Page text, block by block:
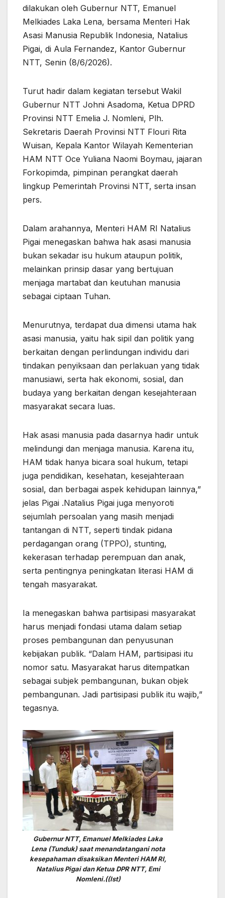
dilakukan oleh Gubernur NTT, Emanuel
Melkiades Laka Lena, bersama Menteri Hak
Asasi Manusia Republik Indonesia, Natalius
Pigai, di Aula Fernandez, Kantor Gubernur
NTT, Senin (8/6/2026).
Turut hadir dalam kegiatan tersebut Wakil
Gubernur NTT Johni Asadoma, Ketua DPRD
Provinsi NTT Emelia J. Nomleni, Plh.
Sekretaris Daerah Provinsi NTT Flouri Rita
Wuisan, Kepala Kantor Wilayah Kementerian
HAM NTT Oce Yuliana Naomi Boymau, jajaran
Forkopimda, pimpinan perangkat daerah
lingkup Pemerintah Provinsi NTT, serta insan
pers.
Dalam arahannya, Menteri HAM RI Natalius
Pigai menegaskan bahwa hak asasi manusia
bukan sekadar isu hukum ataupun politik,
melainkan prinsip dasar yang bertujuan
menjaga martabat dan keutuhan manusia
sebagai ciptaan Tuhan.
Menurutnya, terdapat dua dimensi utama hak
asasi manusia, yaitu hak sipil dan politik yang
berkaitan dengan perlindungan individu dari
tindakan penyiksaan dan perlakuan yang tidak
manusiawi, serta hak ekonomi, sosial, dan
budaya yang berkaitan dengan kesejahteraan
masyarakat secara luas.
Hak asasi manusia pada dasarnya hadir untuk
melindungi dan menjaga manusia. Karena itu,
HAM tidak hanya bicara soal hukum, tetapi
juga pendidikan, kesehatan, kesejahteraan
sosial, dan berbagai aspek kehidupan lainnya,”
jelas Pigai .Natalius Pigai juga menyoroti
sejumlah persoalan yang masih menjadi
tantangan di NTT, seperti tindak pidana
perdagangan orang (TPPO), stunting,
kekerasan terhadap perempuan dan anak,
serta pentingnya peningkatan literasi HAM di
tengah masyarakat.
Ia menegaskan bahwa partisipasi masyarakat
harus menjadi fondasi utama dalam setiap
proses pembangunan dan penyusunan
kebijakan publik. “Dalam HAM, partisipasi itu
nomor satu. Masyarakat harus ditempatkan
sebagai subjek pembangunan, bukan objek
pembangunan. Jadi partisipasi publik itu wajib,”
tegasnya.
Gubernur NTT, Emanuel Melkiades Laka
Lena (Tunduk) saat menandatangani nota
kesepahaman disaksikan Menteri HAM RI,
Natalius Pigai dan Ketua DPR NTT, Emi
Nomleni.((Ist)